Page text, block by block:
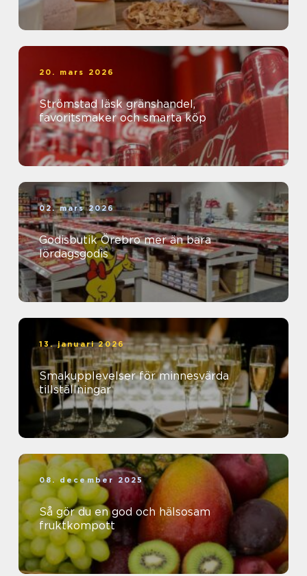
20. mars 2026
Strömstad läsk gränshandel,
favoritsmaker och smarta köp
02. mars 2026
Godisbutik Örebro mer än bara
lördagsgodis
13. januari 2026
Smakupplevelser för minnesvärda
tillställningar
08. december 2025
Så gör du en god och hälsosam
fruktkompott